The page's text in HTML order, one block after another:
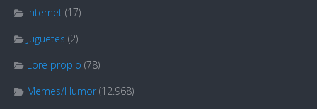
Internet (17)
Juguetes (2)
Lore propio (78)
Memes/Humor (12.968)